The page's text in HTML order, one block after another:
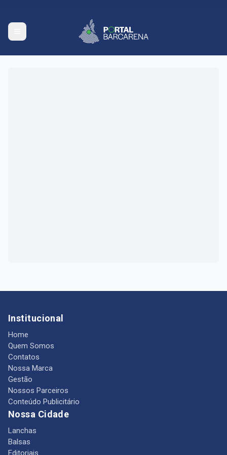
Institucional
Home
Quem Somos
Contatos
Nossa Marca
Gestão
Nossos Parceiros
Conteúdo Publicitário
Nossa Cidade
Lanchas
Balsas
Editoriais